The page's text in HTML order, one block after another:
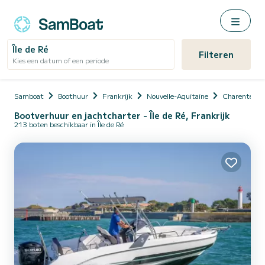
Île de Ré
Kies een datum of een periode Filteren
Samboat Boothuur Frankrijk Nouvelle-Aquitaine Charente-
Bootverhuur en jachtcharter - Île de Ré, Frankrijk
213 boten beschikbaar in Île de Ré